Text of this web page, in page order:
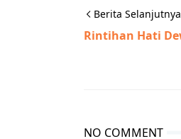
Berita Selanjutnya
Rintihan Hati
NO COMMENT